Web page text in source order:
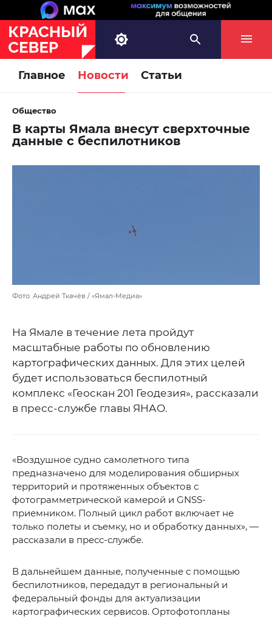
Главное Новости Статьи
Общество
В карты Ямала внесут сверхточные
данные с беспилотников
Фото: Андрей Ткачёв / «Ямал-Медиа»
На Ямале в течение лета пройдут
масштабные работы по обновлению
картографических данных. Для этих целей
будет использоваться беспилотный
комплекс «Геоскан 201 Геодезия», рассказали
в пресс-службе главы ЯНАО.
«Воздушное судно самолетного типа
предназначено для моделирования обширных
территорий и протяженных объектов с
фотограмметрической камерой и GNSS-
приемником. Полный цикл работ включает не
только полеты и съемку, но и обработку данных», —
рассказали в пресс-службе.
В дальнейшем данные, полученные с помощью
беспилотников, передадут в региональный и
федеральный фонды для актуализации
картографических сервисов. Ортофотопланы